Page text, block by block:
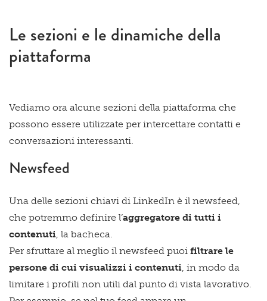
Le sezioni e le dinamiche della
piattaforma
Vediamo ora alcune sezioni della piattaforma che
possono essere utilizzate per intercettare contatti e
conversazioni interessanti.
Newsfeed
Una delle sezioni chiavi di LinkedIn è il newsfeed,
che potremmo definire l’aggregatore di tutti i
contenuti, la bacheca.
Per sfruttare al meglio il newsfeed puoi filtrare le
persone di cui visualizzi i contenuti, in modo da
limitare i profili non utili dal punto di vista lavorativo.